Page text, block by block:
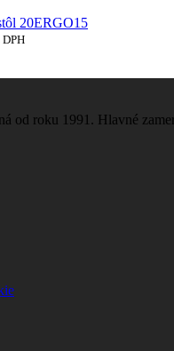
20ERGO15
DPH
od roku 1991. Hlavné